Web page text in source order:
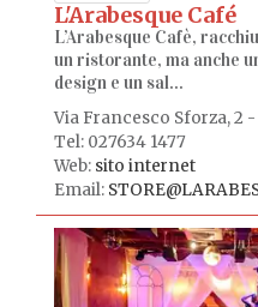
L'Arabesque Café
L’Arabesque Cafè,
un ristorante, ma anche
design e un sal...
Via Francesco Sforza, 2
Tel: 027634 1477
Web: sito internet
Email: